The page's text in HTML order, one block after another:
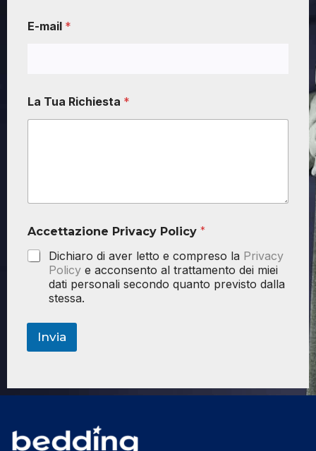
E-mail *
La Tua Richiesta *
Accettazione Privacy Policy *
Dichiaro di aver letto e compreso la Privacy
Policy e acconsento al trattamento dei miei
dati personali secondo quanto previsto dalla
stessa.
Invia